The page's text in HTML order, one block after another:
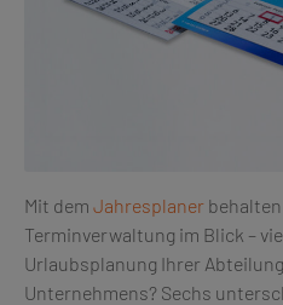
Mit dem Jahresplaner
Terminverwaltung im Blick –
Urlaubsplanung Ihrer
Unternehmens? Sechs